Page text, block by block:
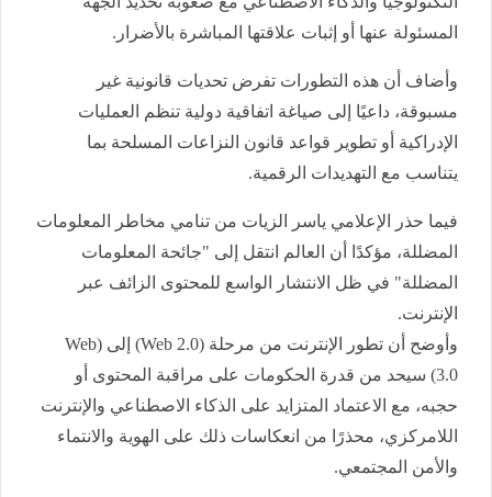
المسئولة عنها أو إثبات علاقتها المباشرة بالأضرار.
وأضاف أن هذه التطورات تفرض تحديات قانونية غير
مسبوقة، داعيًا إلى صياغة اتفاقية دولية تنظم العمليات
الإدراكية أو تطوير قواعد قانون النزاعات المسلحة بما
يتناسب مع التهديدات الرقمية.
فيما حذر الإعلامي ياسر الزيات من تنامي مخاطر المعلومات
المضللة، مؤكدًا أن العالم انتقل إلى "جائحة المعلومات
المضللة" في ظل الانتشار الواسع للمحتوى الزائف عبر
الإنترنت.
وأوضح أن تطور الإنترنت من مرحلة (Web 2.0) إلى (Web
3.0) سيحد من قدرة الحكومات على مراقبة المحتوى أو
حجبه، مع الاعتماد المتزايد على الذكاء الاصطناعي والإنترنت
اللامركزي، محذرًا من انعكاسات ذلك على الهوية والانتماء
والأمن المجتمعي.